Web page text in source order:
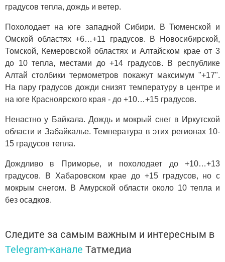
градусов тепла, дождь и ветер.
Похолодает на юге западной Сибири. В Тюменской и
Омской областях +6…+11 градусов. В Новосибирской,
Томской, Кемеровской областях и Алтайском крае от 3
до 10 тепла, местами до +14 градусов. В республике
Алтай столбики термометров покажут максимум "+17".
На пару градусов дожди снизят температуру в центре и
на юге Красноярского края - до +10…+15 градусов.
Ненастно у Байкала. Дождь и мокрый снег в Иркутской
области и Забайкалье. Температура в этих регионах 10-
15 градусов тепла.
Дождливо в Приморье, и похолодает до +10…+13
градусов. В Хабаровском крае до +15 градусов, но с
мокрым снегом. В Амурской области около 10 тепла и
без осадков.
Следите за самым важным и интересным в
Telegram-канале Татмедиа